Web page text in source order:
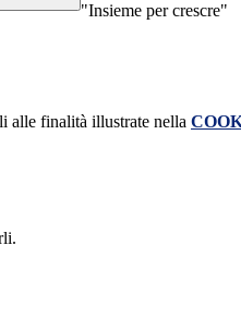
"Insieme per crescre"
alle finalità illustrate nella